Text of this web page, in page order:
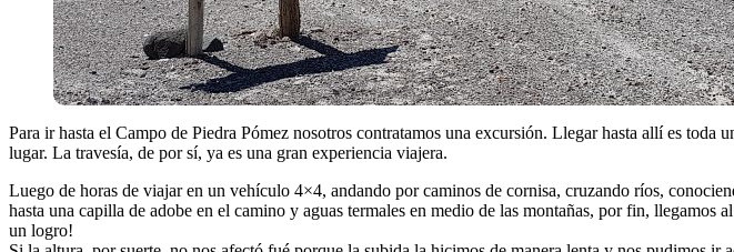
Para ir hasta el Campo de Piedra Pómez nosotros contratamos una excursión. Llegar hasta allí es
lugar. La travesía, de por sí, ya es una gran experiencia viajera.
Luego de horas de viajar en un vehículo 4×4, andando por caminos de cornisa, cruzando ríos,
hasta una capilla de adobe en el camino y aguas termales en medio de las montañas, por fin,
un logro!